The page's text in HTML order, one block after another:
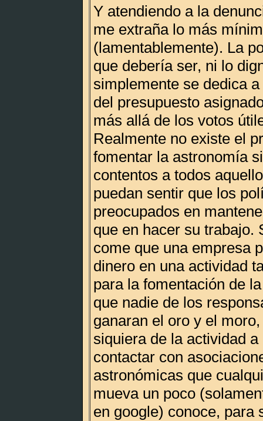
Y atendiendo a la
me extraña lo más
(lamentablemente). La
que debería ser, ni lo
simplemente se dedica
del presupuesto
más allá de los votos
Realmente no existe el
fomentar la astronomía
contentos a todos
puedan sentir que los
preocupados en
que en hacer su trabajo.
come que una empresa
dinero en una actividad
para la fomentación de
que nadie de los
ganaran el oro y el
siquiera de la actividad
contactar con
astronómicas que
mueva un poco
en google) conoce, para